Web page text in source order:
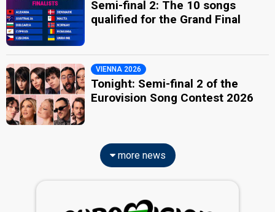
Semi-final 2: The 10 songs
qualified for the Grand Final
VIENNA 2026
Tonight: Semi-final 2 of the
Eurovision Song Contest 2026
more news